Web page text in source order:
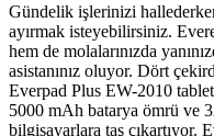
Gündelik işlerinizi
ayırmak isteyebilirsiniz.
hem de molalarınızda
asistanınız oluyor. Dört
Everpad Plus EW-2010
5000 mAh batarya ömrü ve
bilgisayarlara taş çıkartıyor.